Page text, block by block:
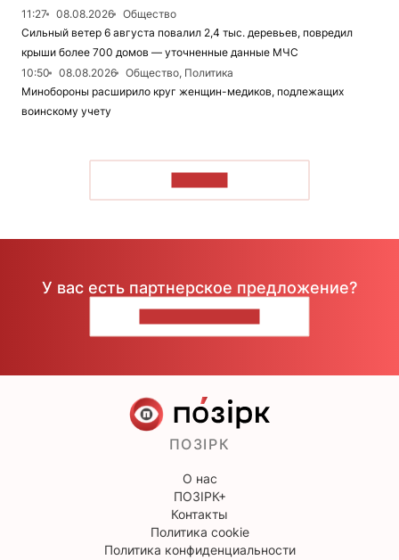
11:27
08.08.2026
Общество
Сильный ветер 6 августа повалил 2,4 тыс. деревьев, повредил
крыши более 700 домов — уточненные данные МЧС
10:50
08.08.2026
Общество, Политика
Минобороны расширило круг женщин-медиков, подлежащих
воинскому учету
У вас есть партнерское предложение?
ПОЗІРК
О нас
ПОЗІРК+
Контакты
Политика cookie
Политика конфиденциальности